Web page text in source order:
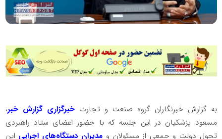
به گزارش خبرنگاران گروه صنعت و تجارت خبرگزاری گزارش خبر،
مسعود پزشکیان در این جلسه که با حضور اعضای ستاد راهبردی
تحول دولت و جمعی از مسئولان و مدیران دستگاه‌های اجرایی این